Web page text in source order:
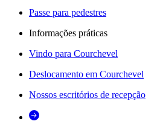
Passe para pedestres
Informações práticas
Vindo para Courchevel
Deslocamento em Courchevel
Nossos escritórios de recepção